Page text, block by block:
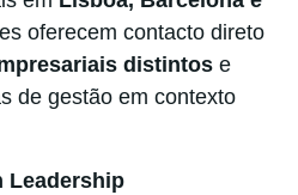
oferecem contacto direto
distintos e
de gestão em contexto
Leadership